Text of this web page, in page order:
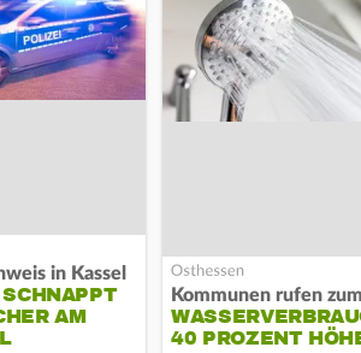
in Kassel
AM
40 PROZENT